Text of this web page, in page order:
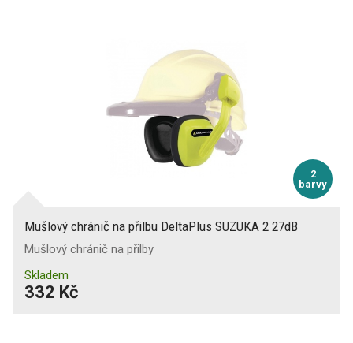
2
barvy
Mušlový chránič na přilbu DeltaPlus SUZUKA 2 27dB
Mušlový chránič na přilby
Skladem
332 Kč